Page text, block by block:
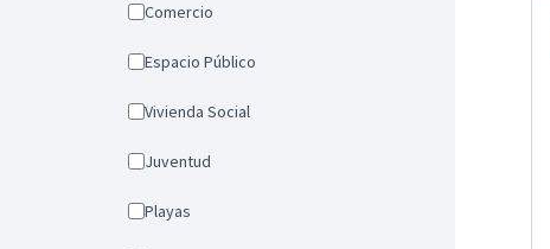
Comercio
Espacio Público
Vivienda Social
Juventud
Playas